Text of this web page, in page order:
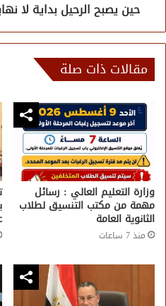
حين يصبح الرحيل بداية لا
مقالات ذات صلة
وزارة التعليم العالي : رسائل
مهمة من مكتب التنسيق لطلاب
الثانوية العامة
منذ 7 ساعات